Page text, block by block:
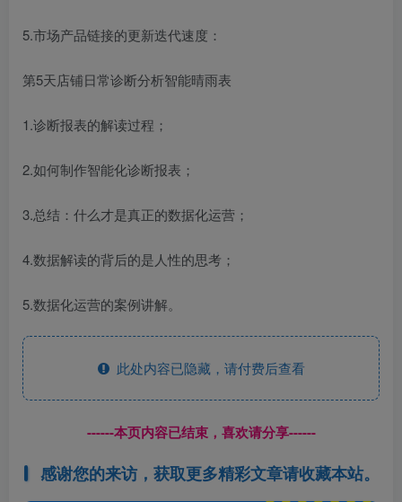
5.市场产品链接的更新迭代速度：
第5天店铺日常诊断分析智能晴雨表
1.诊断报表的解读过程；
2.如何制作智能化诊断报表；
3.总结：什么才是真正的数据化运营；
4.数据解读的背后的是人性的思考；
5.数据化运营的案例讲解。
此处内容已隐藏，请付费后查看
------本页内容已结束，喜欢请分享------
感谢您的来访，获取更多精彩文章请收藏本站。